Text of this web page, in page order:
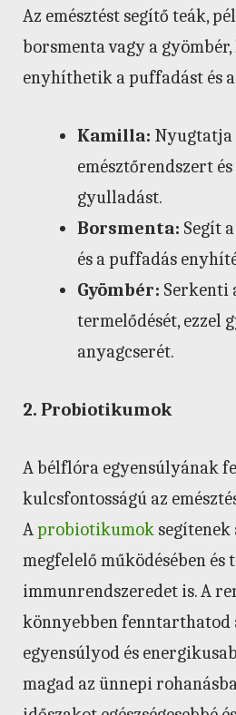
Az emésztést segítő teák,
borsmenta vagy a
enyhíthetik a puffadást és
Kamilla: Nyugtatja
emésztőrendszert
gyulladást.
Borsmenta: Segít
és a puffadás
Gyömbér: Serkenti
termelődését, ezzel
anyagcserét.
2. Probiotikumok
A bélflóra egyensúlyának
kulcsfontosságú az
Aprobiotikumok
megfelelő működésében és
immunrendszeredet is. A
könnyebben fenntarthatod
egyensúlyod és
magad az ünnepi